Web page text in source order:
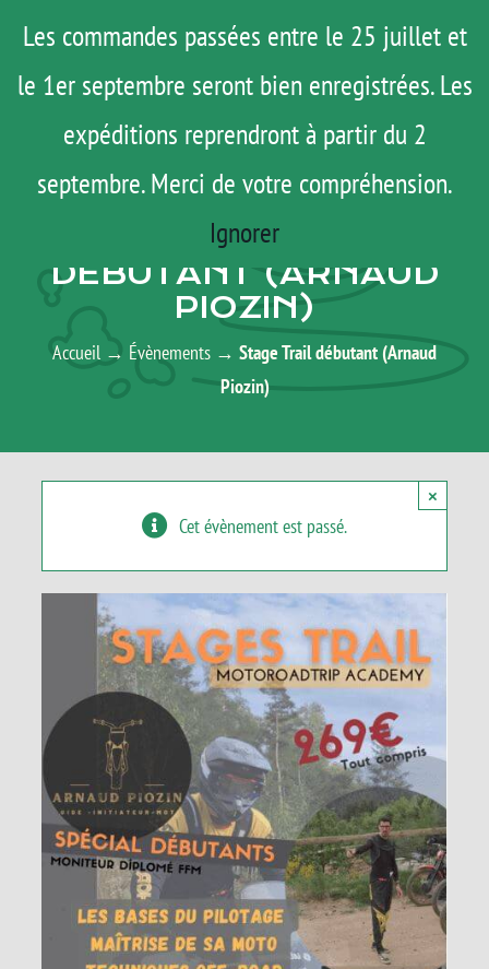
Les commandes passées entre le 25 juillet et
le 1er septembre seront bien enregistrées. Les
expéditions reprendront à partir du 2
septembre. Merci de votre compréhension.
Ignorer
contenu
Menu
ROAD TRIP
ACTUS
TESTS
AGENDA
TUTOS
AGENDA
STAGE TRAIL
DÉBUTANT (ARNAUD
PIOZIN)
Accueil → Évènements → Stage Trail débutant (Arnaud
Piozin)
Cet évènement est passé.
×